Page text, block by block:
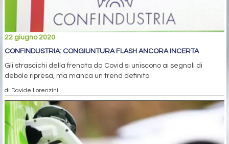
22 giugno 2020
CONFINDUSTRIA: CONGIUNTURA FLASH ANCORA INCERTA
Gli strascichi della frenata da Covid si uniscono ai segnali di
debole ripresa, ma manca un trend definito
di Davide Lorenzini